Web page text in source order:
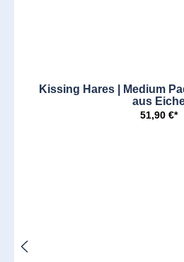
Kissing Hares | Medium
aus
51,90 €*